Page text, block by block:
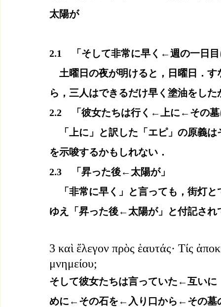
太陽が
2.1　「そして非常に早く←週の一日
土曜日の夜が明けると，日曜日．す
ら，三人はできるだけ早く塗油をした
2.2　「彼女たちは行く←上に←その墓
「上に」と訳した「エピ」の原義は
を示唆するかもしれない．
2.3　「昇った後←太陽が」
「非常に早く」と言っても，街灯と
ゆえ「昇った後←太陽が」と付記され
3 καὶ ἔλεγον πρὸς ἑαυτάς· Τίς
μνημείου;
そして彼女たちは言っていた←互い
めに←その石を←入り口から←その墓